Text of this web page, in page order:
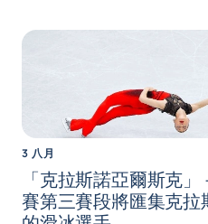
3 八月
「克拉斯諾亞爾斯克
賽第三賽段將匯集克